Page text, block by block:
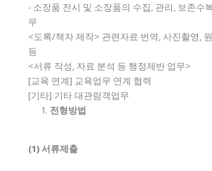
- 소장품 전시 및 소장품의 수집, 관리, 보존수
무
<도록/책자 제작> 관련자료 번역, 사진촬영,
등
<서류 작성, 자료 분석 등 행정제반 업무>
[교육 연계] 교육업무 연계 협력
[기타] 기타 대관람객업무
전형방법
(1)서류제출